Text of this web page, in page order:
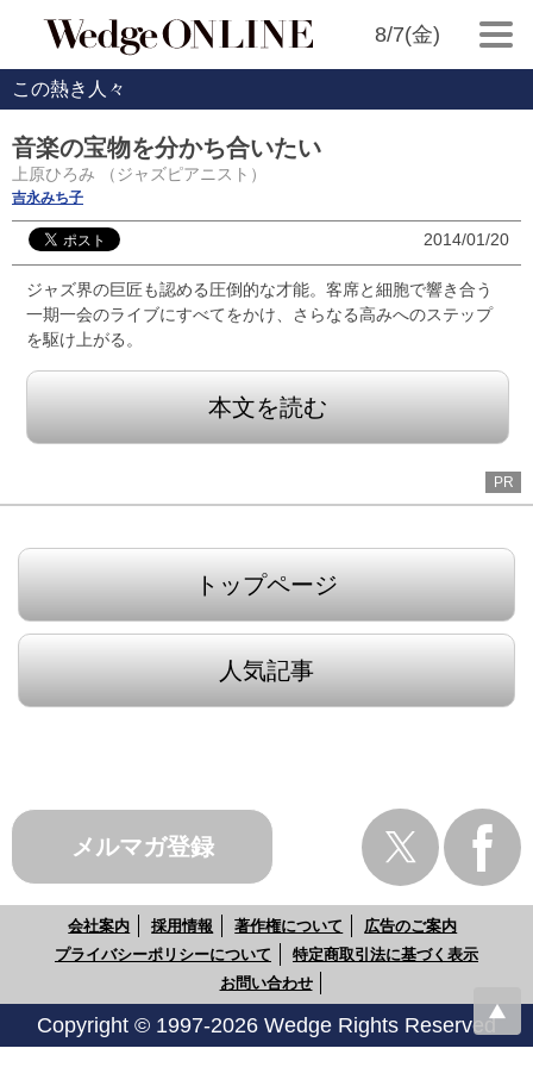
8/7(金)
この熱き人々
音楽の宝物を分かち合いたい
上原ひろみ （ジャズピアニスト）
吉永みち子
2014/01/20
ジャズ界の巨匠も認める圧倒的な才能。客席と細胞で響き合う
一期一会のライブにすべてをかけ、さらなる高みへのステップ
を駆け上がる。
本文を読む
PR
トップページ
人気記事
メルマガ登録
会社案内 採用情報 著作権について
広告のご案内
プライバシーポリシーについて
特定商取引法に基づく表示
お問い合わせ
Copyright © 1997-2026 Wedge Rights Reserved